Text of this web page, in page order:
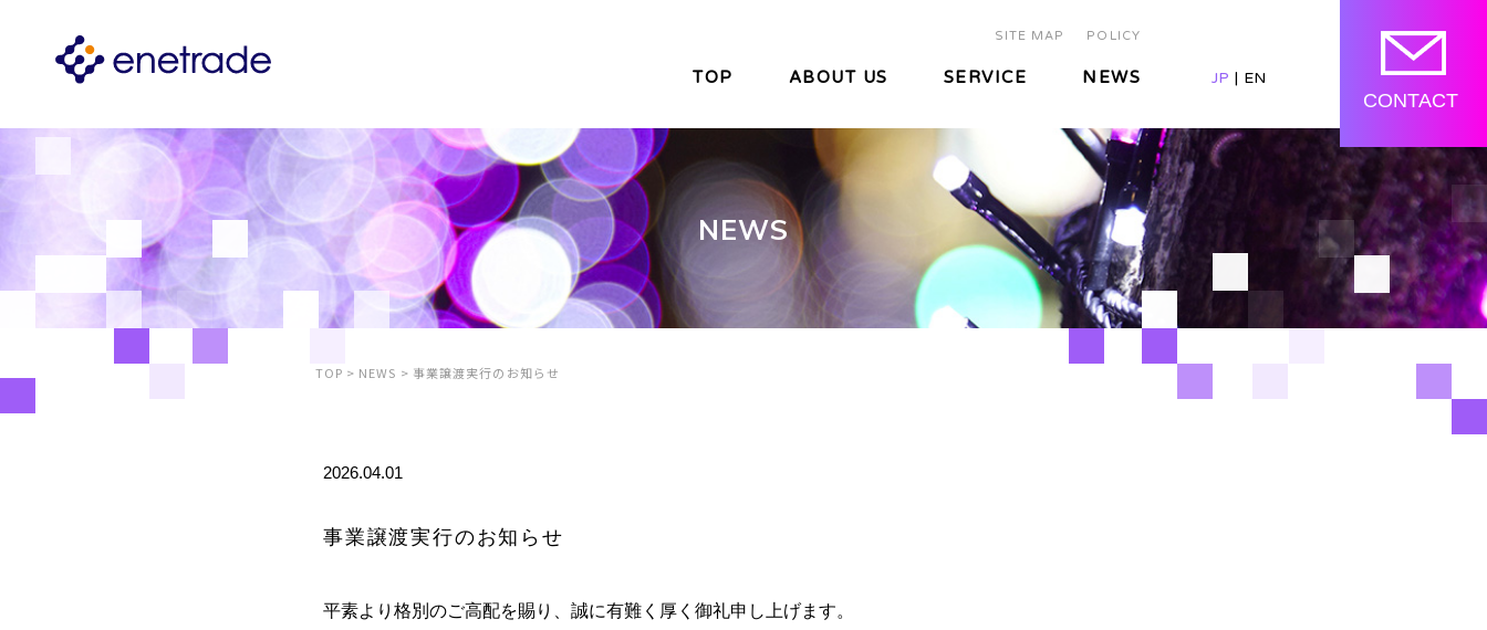
SITE MAP POLICY
TOP ABOUT US SERVICE NEWS JP EN
CONTACT
NEWS
TOP > NEWS > 事業譲渡実行のお知らせ
2026.04.01
事業譲渡実行のお知らせ
平素より格別のご高配を賜り、誠に有難く厚く御礼申し上げます。